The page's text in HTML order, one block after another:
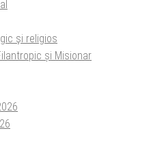
şi religios
și Misionar